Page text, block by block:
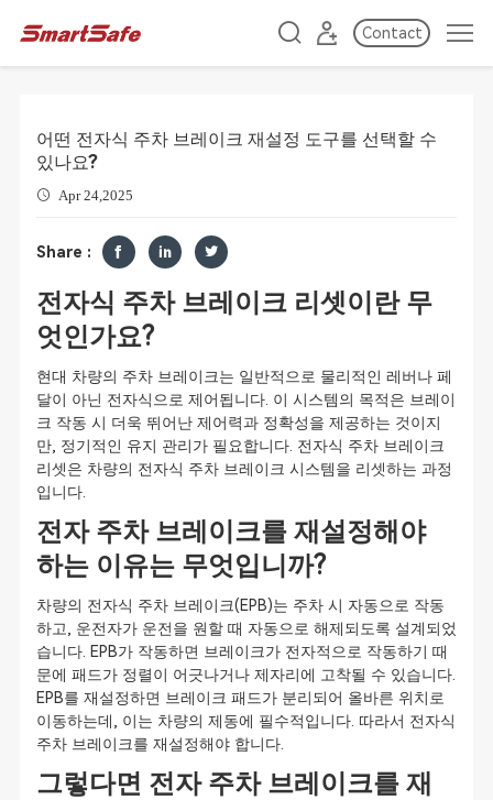
Contact
어떤 전자식 주차 브레이크 재설정 도구를 선택할 수
있나요?
Apr 24,2025
Share :
전자식 주차 브레이크 리셋이란 무
엇인가요?
현대 차량의 주차 브레이크는 일반적으로 물리적인 레버나 페
달이 아닌 전자식으로 제어됩니다. 이 시스템의 목적은 브레이
크 작동 시 더욱 뛰어난 제어력과 정확성을 제공하는 것이지
만, 정기적인 유지 관리가 필요합니다. 전자식 주차 브레이크
리셋은 차량의 전자식 주차 브레이크 시스템을 리셋하는 과정
입니다.
전자 주차 브레이크를 재설정해야
하는 이유는 무엇입니까?
차량의 전자식 주차 브레이크(EPB)는 주차 시 자동으로 작동
하고, 운전자가 운전을 원할 때 자동으로 해제되도록 설계되었
습니다. EPB가 작동하면 브레이크가 전자적으로 작동하기 때
문에 패드가 정렬이 어긋나거나 제자리에 고착될 수 있습니다.
EPB를 재설정하면 브레이크 패드가 분리되어 올바른 위치로
이동하는데, 이는 차량의 제동에 필수적입니다. 따라서 전자식
주차 브레이크를 재설정해야 합니다.
그렇다면 전자 주차 브레이크를 재